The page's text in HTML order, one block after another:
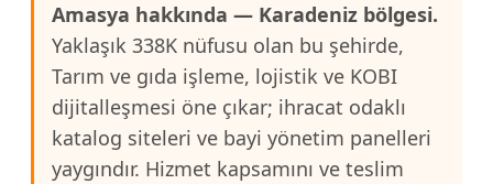
Amasya hakkında — Karadeniz bölgesi.
Yaklaşık 338K nüfusu olan bu şehirde,
Tarım ve gıda işleme, lojistik ve KOBI
dijitalleşmesi öne çıkar; ihracat odaklı
katalog siteleri ve bayi yönetim panelleri
yaygındır. Hizmet kapsamını ve teslim